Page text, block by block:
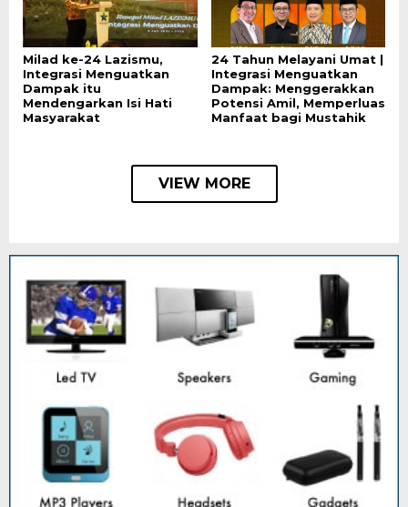
Milad ke-24 Lazismu,
Integrasi Menguatkan
Dampak itu
Mendengarkan Isi Hati
Masyarakat
24 Tahun Melayani Umat |
Integrasi Menguatkan
Dampak: Menggerakkan
Potensi Amil, Memperluas
Manfaat bagi Mustahik
VIEW MORE